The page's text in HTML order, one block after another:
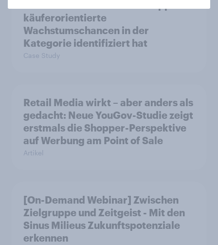
käuferorientierte
Wachstumschancen in der
Kategorie identifiziert hat
Case Study
Retail Media wirkt – aber anders als
gedacht: Neue YouGov-Studie zeigt
erstmals die Shopper-Perspektive
auf Werbung am Point of Sale
Artikel
[On-Demand Webinar] Zwischen
Zielgruppe und Zeitgeist - Mit den
Sinus Milieus Zukunftspotenziale
erkennen